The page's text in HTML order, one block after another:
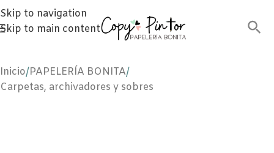
Skip to navigation
Skip to main content
Inicio/PAPELERÍA BONITA/
Carpetas, archivadores y sobres